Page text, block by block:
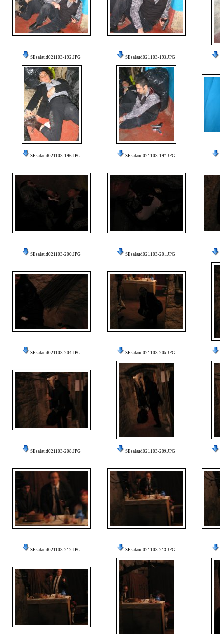
SEsalaud021103-192.JPG SEsalaud021103-193.JPG
SEsalaud021103-196.JPG SEsalaud021103-197.JPG
SEsalaud021103-200.JPG SEsalaud021103-201.JPG
SEsalaud021103-204.JPG SEsalaud021103-205.JPG
SEsalaud021103-208.JPG SEsalaud021103-209.JPG
SEsalaud021103-212.JPG SEsalaud021103-213.JPG